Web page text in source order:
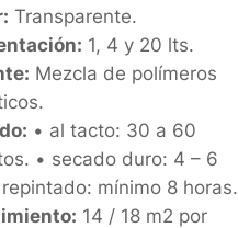
Transparente.
1, 4 y 20 lts.
Mezcla de polímeros
• al tacto: 30 a 60
• secado duro: 4 – 6
mínimo 8 horas.
14 / 18 m2 por